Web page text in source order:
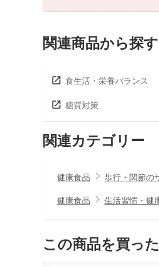
関連商品から探す
食生活・栄養バランス
糖質対策
関連カテゴリー
健康食品 歩行・関節の
健康食品
生活習慣・健
この商品を買っ